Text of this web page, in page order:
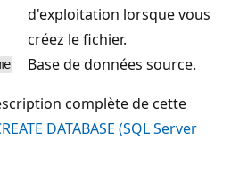
d'exploitation lorsque vous
créez le fichier.
Base de données source.
complète de cette
DATABASE (SQL Server